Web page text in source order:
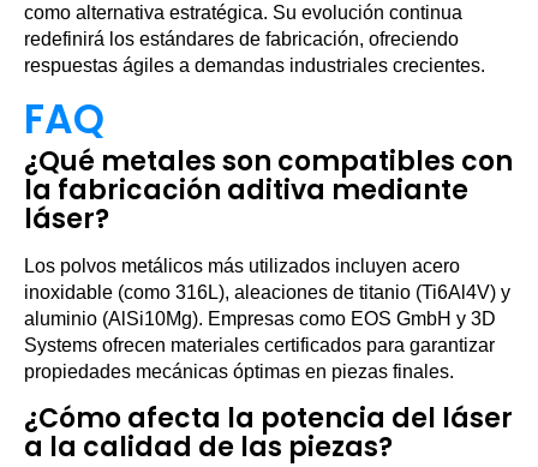
como alternativa estratégica. Su evolución continua
redefinirá los estándares de fabricación, ofreciendo
respuestas ágiles a demandas industriales crecientes.
FAQ
¿Qué metales son compatibles con
la fabricación aditiva mediante
láser?
Los polvos metálicos más utilizados incluyen acero
inoxidable (como 316L), aleaciones de titanio (Ti6Al4V) y
aluminio (AlSi10Mg). Empresas como EOS GmbH y 3D
Systems ofrecen materiales certificados para garantizar
propiedades mecánicas óptimas en piezas finales.
¿Cómo afecta la potencia del láser
a la calidad de las piezas?